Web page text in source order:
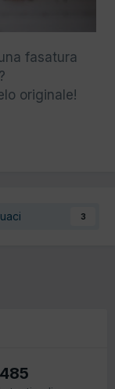
fasatura
originale!
3
485